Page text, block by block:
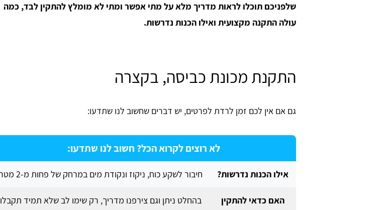
שלפניכם תוכלו לראות מדריך מלא על מתי אפשר ומתי לא מומלץ להתקין לבד, כמה
עולה התקנה מקצועית ואילו הכנות נדרשות.
התקנת מכונת כביסה, בקצרה
גם אם אין לכם זמן לרדת לפרטים, יש דברים שחשוב לנו שתדעו:
לא רוצים לקרוא הכל? חשוב לנו שתדעו:
אילו הכנות נדרשות? חיבור לשקע כוח, ניקוז ונקודת מים במרחק של פחות מ-2 מטר
האם כדאי להתקין
בהחלט ניתן וגם צירפנו מדריך, רק שימו לב שלא תמיד תקבלו